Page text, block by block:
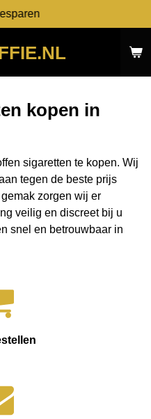
kopen in
sigaretten te kopen. Wij
tegen de beste prijs
zorgen wij er
veilig en discreet bij u
snel en betrouwbaar in